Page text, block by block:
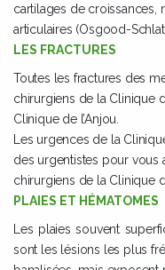
cartilages de croissances,
articulaires (Osgood-
LES FRACTURES
Toutes les fractures des
chirurgiens de la Clinique
Clinique de l’Anjou.
Les urgences de la
des urgentistes pour vous
chirurgiens de la Clinique
PLAIES ET HÉMATOMES
Les plaies souvent
sont les lésions les plus